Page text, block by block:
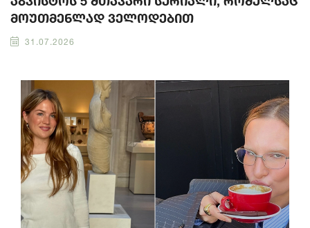
მოუთმენლად ველოდებით
31.07.2026